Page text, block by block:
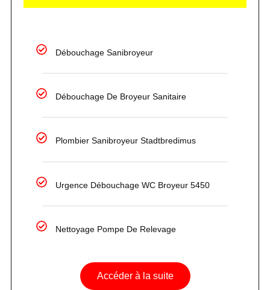
Débouchage Sanibroyeur
Débouchage De Broyeur Sanitaire
Plombier Sanibroyeur Stadtbredimus
Urgence Débouchage WC Broyeur 5450
Nettoyage Pompe De Relevage
Accéder à la suite